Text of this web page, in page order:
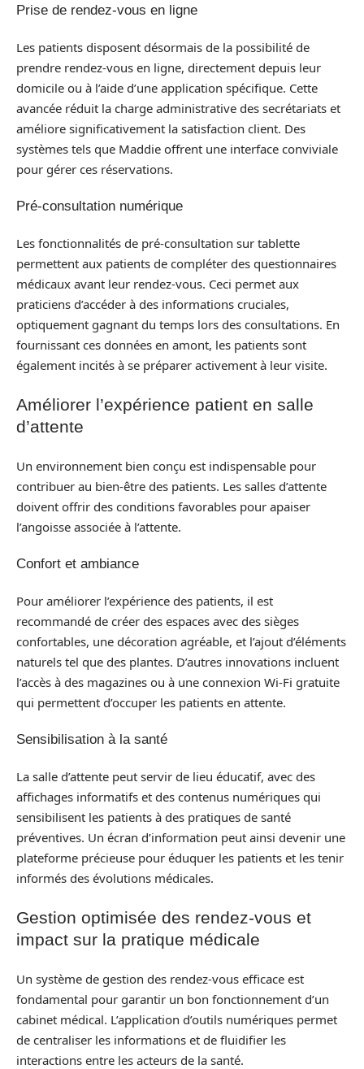
Prise de rendez-vous en ligne
Les patients disposent désormais de la possibilité de
prendre rendez-vous en ligne, directement depuis leur
domicile ou à l’aide d’une application spécifique. Cette
avancée réduit la charge administrative des secrétariats et
améliore significativement la satisfaction client. Des
systèmes tels que Maddie offrent une interface conviviale
pour gérer ces réservations.
Pré-consultation numérique
Les fonctionnalités de pré-consultation sur tablette
permettent aux patients de compléter des questionnaires
médicaux avant leur rendez-vous. Ceci permet aux
praticiens d’accéder à des informations cruciales,
optiquement gagnant du temps lors des consultations. En
fournissant ces données en amont, les patients sont
également incités à se préparer activement à leur visite.
Améliorer l’expérience patient en salle
d’attente
Un environnement bien conçu est indispensable pour
contribuer au bien-être des patients. Les salles d’attente
doivent offrir des conditions favorables pour apaiser
l’angoisse associée à l’attente.
Confort et ambiance
Pour améliorer l’expérience des patients, il est
recommandé de créer des espaces avec des sièges
confortables, une décoration agréable, et l’ajout d’éléments
naturels tel que des plantes. D’autres innovations incluent
l’accès à des magazines ou à une connexion Wi-Fi gratuite
qui permettent d’occuper les patients en attente.
Sensibilisation à la santé
La salle d’attente peut servir de lieu éducatif, avec des
affichages informatifs et des contenus numériques qui
sensibilisent les patients à des pratiques de santé
préventives. Un écran d’information peut ainsi devenir une
plateforme précieuse pour éduquer les patients et les tenir
informés des évolutions médicales.
Gestion optimisée des rendez-vous et
impact sur la pratique médicale
Un système de gestion des rendez-vous efficace est
fondamental pour garantir un bon fonctionnement d’un
cabinet médical. L’application d’outils numériques permet
de centraliser les informations et de fluidifier les
interactions entre les acteurs de la santé.